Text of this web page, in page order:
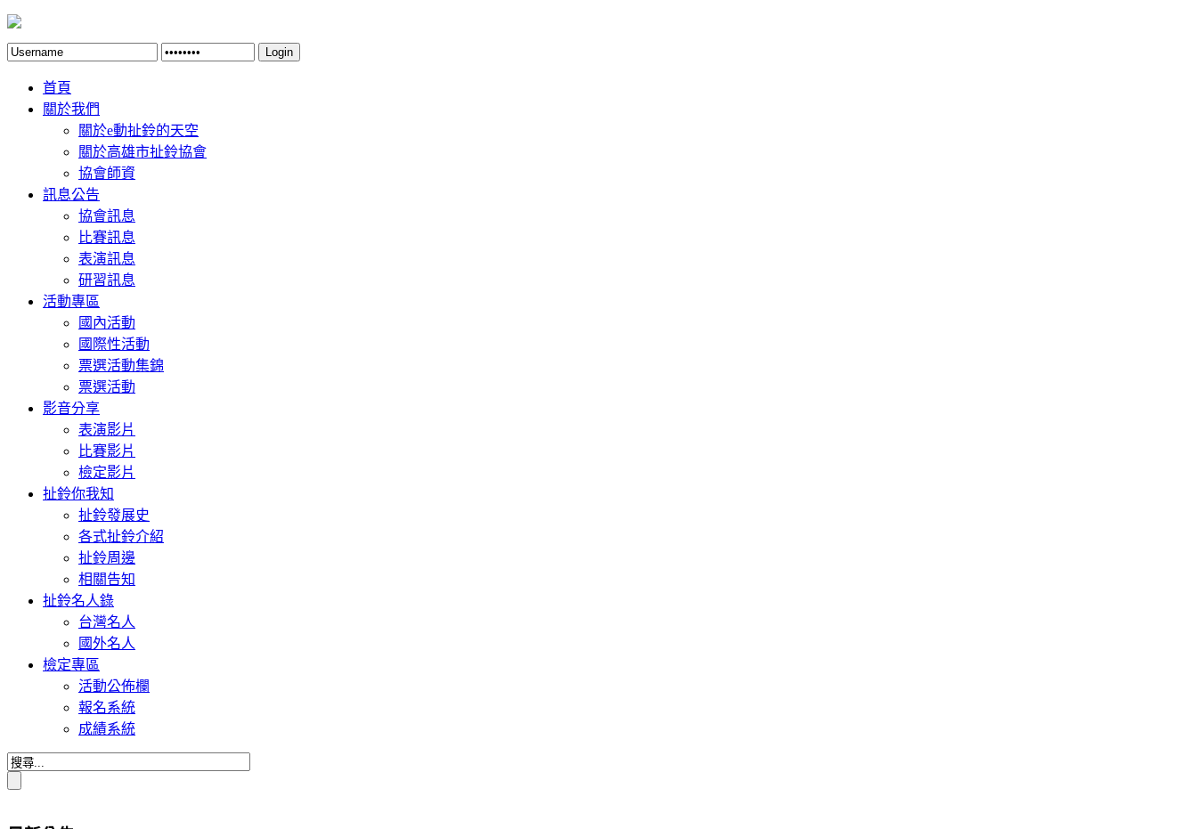
Login
首頁
關於我們
關於e動扯鈴的天空
關於高雄市扯鈴協會
協會師資
訊息公告
協會訊息
比賽訊息
表演訊息
研習訊息
活動專區
國內活動
國際性活動
票選活動集錦
票選活動
影音分享
表演影片
比賽影片
檢定影片
扯鈴你我知
扯鈴發展史
各式扯鈴介紹
扯鈴周邊
相關告知
扯鈴名人錄
台灣名人
國外名人
檢定專區
活動公佈欄
報名系統
成績系統